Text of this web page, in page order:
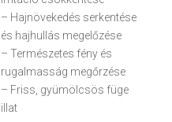
– Hajnövekedés serkentése
és hajhullás megelőzése
– Természetes fény és
rugalmasság megőrzése
– Friss, gyümölcsös füge
illat